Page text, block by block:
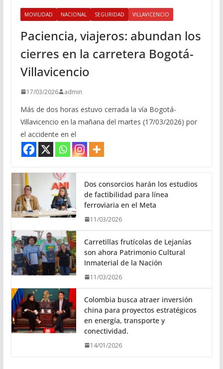
MOVILIDAD NACIONAL SEGURIDAD VILLAVICENCIO
Paciencia, viajeros: abundan los
cierres en la carretera Bogotá-
Villavicencio
17/03/2026 admin
Más de dos horas estuvo cerrada la vía Bogotá-
Villavicencio en la mañana del martes (17/03/2026) por
el accidente en el
Dos consorcios harán los estudios
de factibilidad para línea
ferroviaria en el Meta
11/03/2026
Carretillas frutícolas de Lejanías
son ahora Patrimonio Cultural
Inmaterial de la Nación
11/03/2026
Colombia busca atraer inversión
china para proyectos estratégicos
en energía, transporte y
conectividad.
14/01/2026